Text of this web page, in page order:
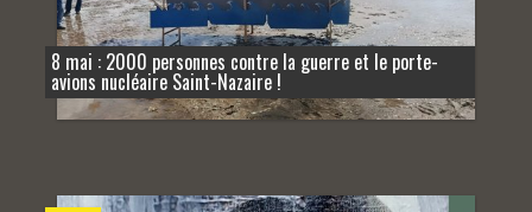
8 mai : 2000 personnes contre la guerre et le porte-
avions nucléaire Saint-Nazaire !